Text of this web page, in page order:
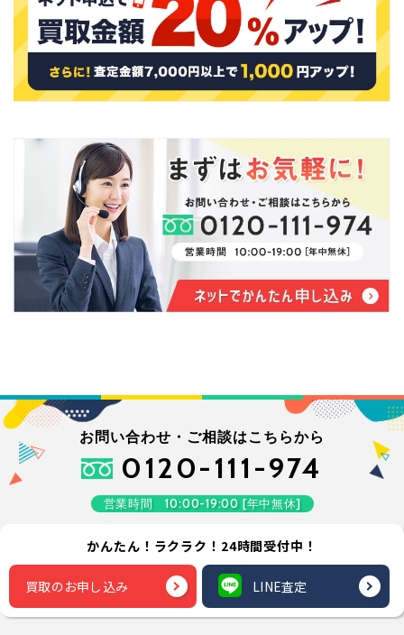
お問い合わせ・ご相談はこちらから
0120-111-974
営業時間 10:00-19:00 [年中無休]
かんたん！ラクラク！24時間受付中！
買取のお申し込み LINE査定